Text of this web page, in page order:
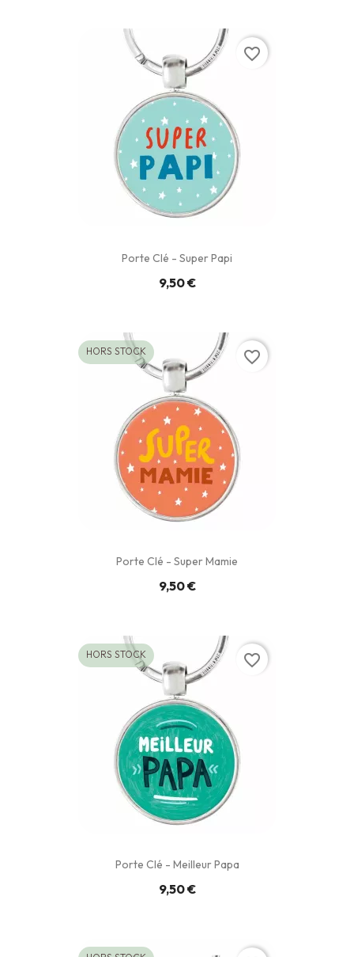
Porte Clé - Super Papi
9,50 €
favorite_border
Porte Clé - Super Mamie
9,50 €
HORS STOCK favorite_border
Porte Clé - Meilleur Papa
9,50 €
HORS STOCK favorite_border